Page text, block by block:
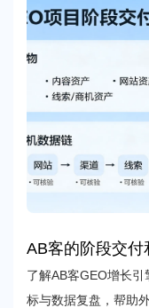
AB客的阶段交付
图、关键词排名
哪些内容可以被
了解AB客GEO增长
标与数据复盘，帮助